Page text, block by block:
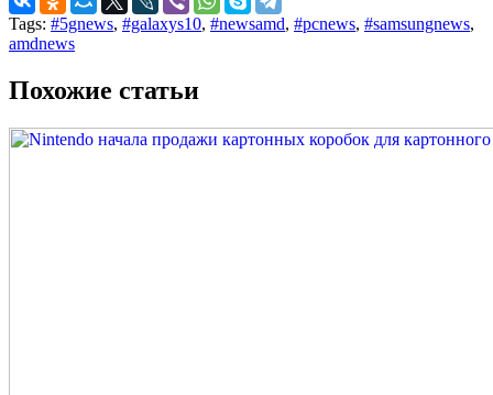
Tags: #5gnews, #galaxys10, #newsamd, #pcnews, #samsungnews,
amdnews
Похожие статьи